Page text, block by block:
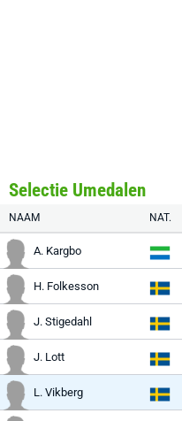
Selectie Umedalen
NAAM NAT.
A. Kargbo
H. Folkesson
J. Stigedahl
J. Lott
L. Vikberg